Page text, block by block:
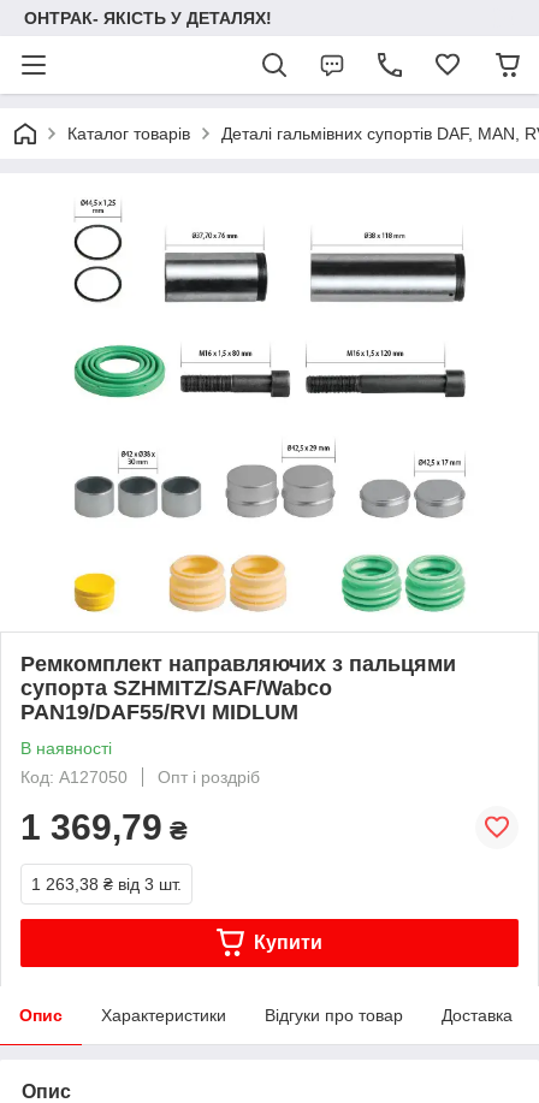
ОНТРАК- ЯКІСТЬ У ДЕТАЛЯХ!
Каталог товарів Деталі гальмівних супортів DAF,
Ремкомплект направляючих з пальцями
супорта SZHMITZ/SAF/Wabco
PAN19/DAF55/RVI MIDLUM
В наявності
Код: A127050
Опт і роздріб
1 369,79 ₴
1 263,38 ₴ від 3 шт.
Купити
Опис Характеристики Відгуки про товар Доставка
Опис